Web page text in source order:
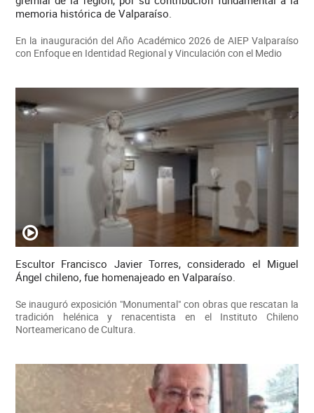
memoria histórica de Valparaíso.
En la inauguración del Año Académico 2026 de AIEP Valparaíso
con Enfoque en Identidad Regional y Vinculación con el Medio
Escultor Francisco Javier Torres, considerado el Miguel
Ángel chileno, fue homenajeado en Valparaíso.
Se inauguró exposición "Monumental" con obras que rescatan la
tradición helénica y renacentista en el Instituto Chileno
Norteamericano de Cultura.